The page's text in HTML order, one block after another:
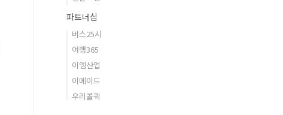
파트너십
버스25시
여행365
이엠산업
이메이드
우리콜퀵